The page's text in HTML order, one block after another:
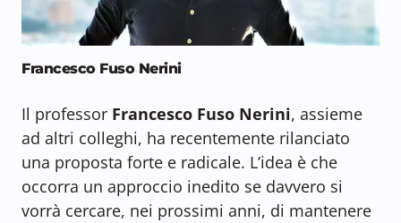
Francesco Fuso Nerini
Il professor Francesco Fuso Nerini, assieme
ad altri colleghi, ha recentemente rilanciato
una proposta forte e radicale. L’idea è che
occorra un approccio inedito se davvero si
vorrà cercare, nei prossimi anni, di mantenere